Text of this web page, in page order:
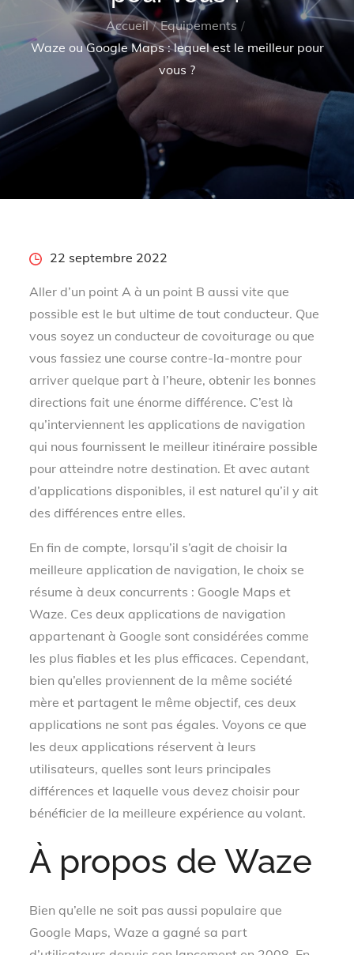
Accueil
Equipements
Waze ou Google Maps : lequel est le meilleur pour
vous ?
Posted22 septembre 2022
Aller d’un point A à un point B aussi vite que
possible est le but ultime de tout conducteur. Que
vous soyez un conducteur de covoiturage ou que
vous fassiez une course contre-la-montre pour
arriver quelque part à l’heure, obtenir les bonnes
directions fait une énorme différence. C’est là
qu’interviennent les applications de navigation
qui nous fournissent le meilleur itinéraire possible
pour atteindre notre destination. Et avec autant
d’applications disponibles, il est naturel qu’il y ait
des différences entre elles.
En fin de compte, lorsqu’il s’agit de choisir la
meilleure application de navigation, le choix se
résume à deux concurrents : Google Maps et
Waze. Ces deux applications de navigation
appartenant à Google sont considérées comme
les plus fiables et les plus efficaces. Cependant,
bien qu’elles proviennent de la même société
mère et partagent le même objectif, ces deux
applications ne sont pas égales. Voyons ce que
les deux applications réservent à leurs
utilisateurs, quelles sont leurs principales
différences et laquelle vous devez choisir pour
bénéficier de la meilleure expérience au volant.
À propos de Waze
Bien qu’elle ne soit pas aussi populaire que
Google Maps, Waze a gagné sa part